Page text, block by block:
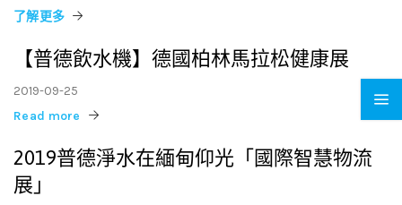
了解更多
【普德飲水機】德國柏林馬拉松健康展
2019-09-25
Read more
2019普德淨水在緬甸仰光「國際智慧物流
展」